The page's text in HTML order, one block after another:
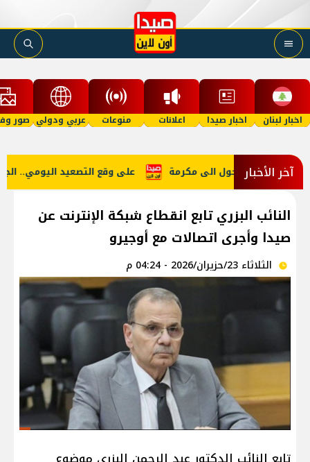
اخبار لبنان اخبار صيدا اعلانات منوعات عربي ودولي صور
آخر الأخبار على وقع التصعيد اليومي.. نستجديه فيتحول الى مكرمة
النائب البزري تابع انقطاع شبكة الإنترنت عن
صيدا وأجرى اتصالات مع أوجيرو
الثلاثاء 23/حزيران/2026 - 04:24 م